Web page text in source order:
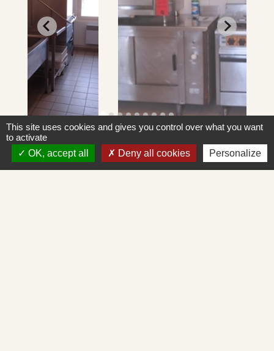
This site uses cookies and gives you control over what you want
to activate
OK, accept all
Deny all cookies Personalize